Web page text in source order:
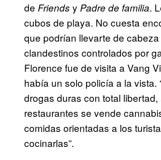
de Friends y Padre de familia.
cubos de playa. No cuesta
que podrían llevarte de
clandestinos controlados por
Florence fue de visita a Vang
había un solo policía a la vista.
drogas duras con total
restaurantes se vende
comidas orientadas a los
cocinarlas”.